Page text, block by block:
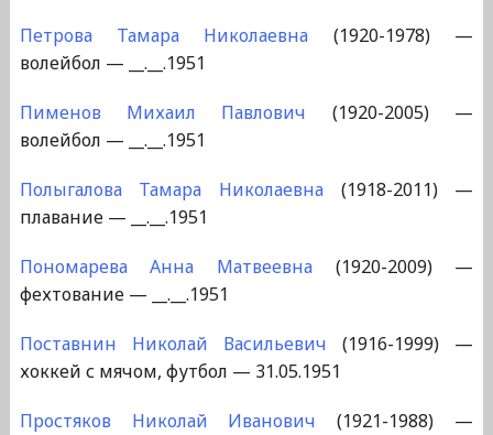
Петрова Тамара Николаевна (1920-1978) —
волейбол — __.__.1951
Пименов Михаил Павлович (1920-2005) —
волейбол — __.__.1951
Полыгалова Тамара Николаевна(1918-2011) —
плавание — __.__.1951
Пономарева Анна Матвеевна(1920-2009) —
фехтование — __.__.1951
Поставнин Николай Васильевич (1916-1999) —
хоккей с мячом, футбол — 31.05.1951
Простяков Николай Иванович (1921-1988) —